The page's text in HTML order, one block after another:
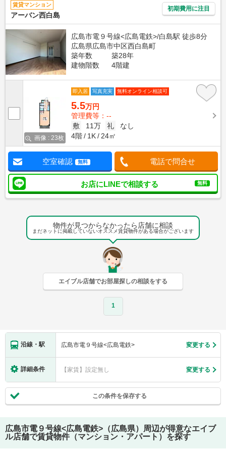
賃貸マンション
アーバン西白島
初期費用に注目
広島市電９号線<広島電鉄>/白島駅 徒歩8分
広島県広島市中区西白島町
築年数
築28年
建物階数
4階建
画像 : 23枚
即入居 写真充実 無料オンライン相談可
5.5万円
管理費等：--
敷
11万 礼
なし
4階
1K 24㎡
空室確認 無料 電話で問合せ
お店にLINEで相談する 無料
物件が見つからなかったら店舗に相談
まだネットに掲載していないオススメ賃貸物件がある場合がございます
エイブル店舗でお部屋探しの相談をする
1
沿線・駅 広島市電９号線<広島電鉄> 変更する
詳細条件 【家賃】設定無し 変更する
この条件を保存する
広島市電９号線<広島電鉄>（広島県）
周辺が得意なエイブ
ル店舗で賃貸物件（マンション・アパート）を探す